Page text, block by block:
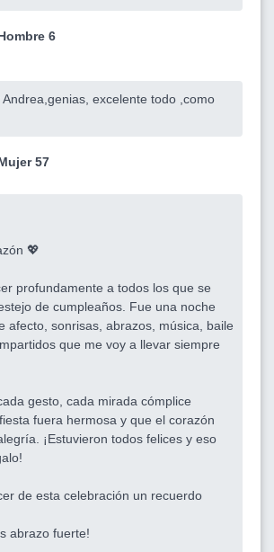
6
excelente todo ,como
57
💖
profundamente a todos los que se
de cumpleaños. Fue una noche
afecto, sonrisas, abrazos, música, baile
que me voy a llevar siempre
gesto, cada mirada cómplice
fuera hermosa y que el corazón
¡Estuvieron todos felices y eso
de esta celebración un recuerdo
abrazo fuerte!